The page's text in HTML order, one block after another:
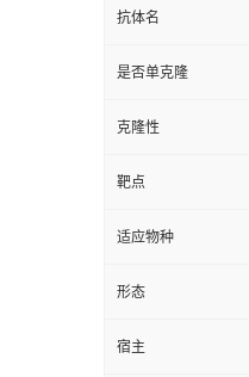
抗体名
是否单克隆
克隆性
靶点
适应物种
形态
宿主